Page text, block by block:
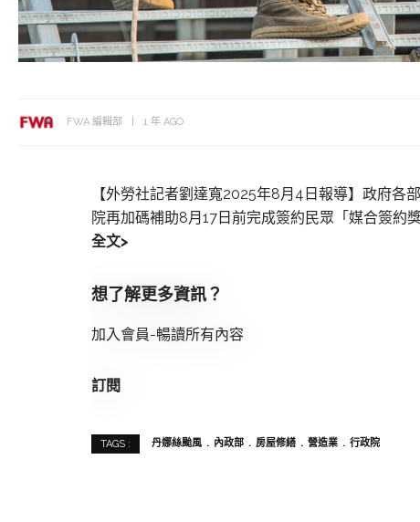
FWA 編輯部 1 年 AGO
【外勞社記者劉達寬2025年8月4日報導】政府各
院再加碼補助8月17日前完成簽約民眾「媒合簽約
全文>
想了解更多資訊？
加入會員-暢讀所有內容
訂閱
TAGS : 丹娜絲颱風 內政部 房屋修繕 營造業 行政院